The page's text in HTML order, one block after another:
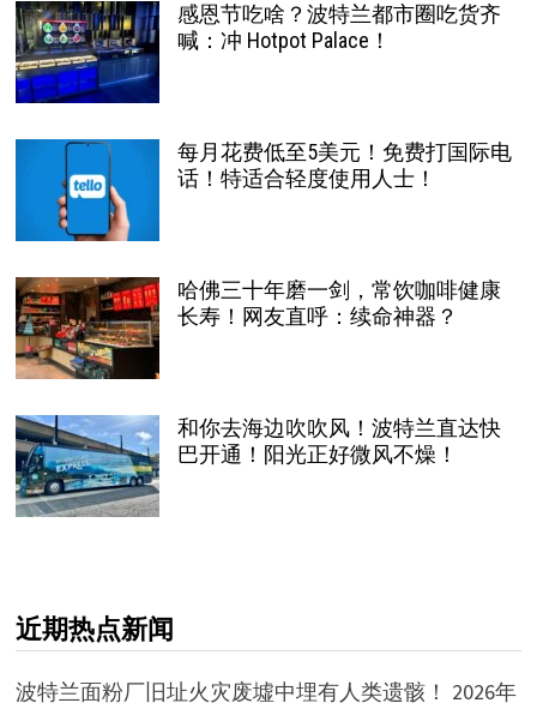
感恩节吃啥？波特兰都市圈吃货齐
喊：冲 Hotpot Palace！
每月花费低至5美元！免费打国际电
话！特适合轻度使用人士！
哈佛三十年磨一剑，常饮咖啡健康
长寿！网友直呼：续命神器？
和你去海边吹吹风！波特兰直达快
巴开通！阳光正好微风不燥！
近期热点新闻
波特兰面粉厂旧址火灾废墟中埋有人类遗骸！ 2026年